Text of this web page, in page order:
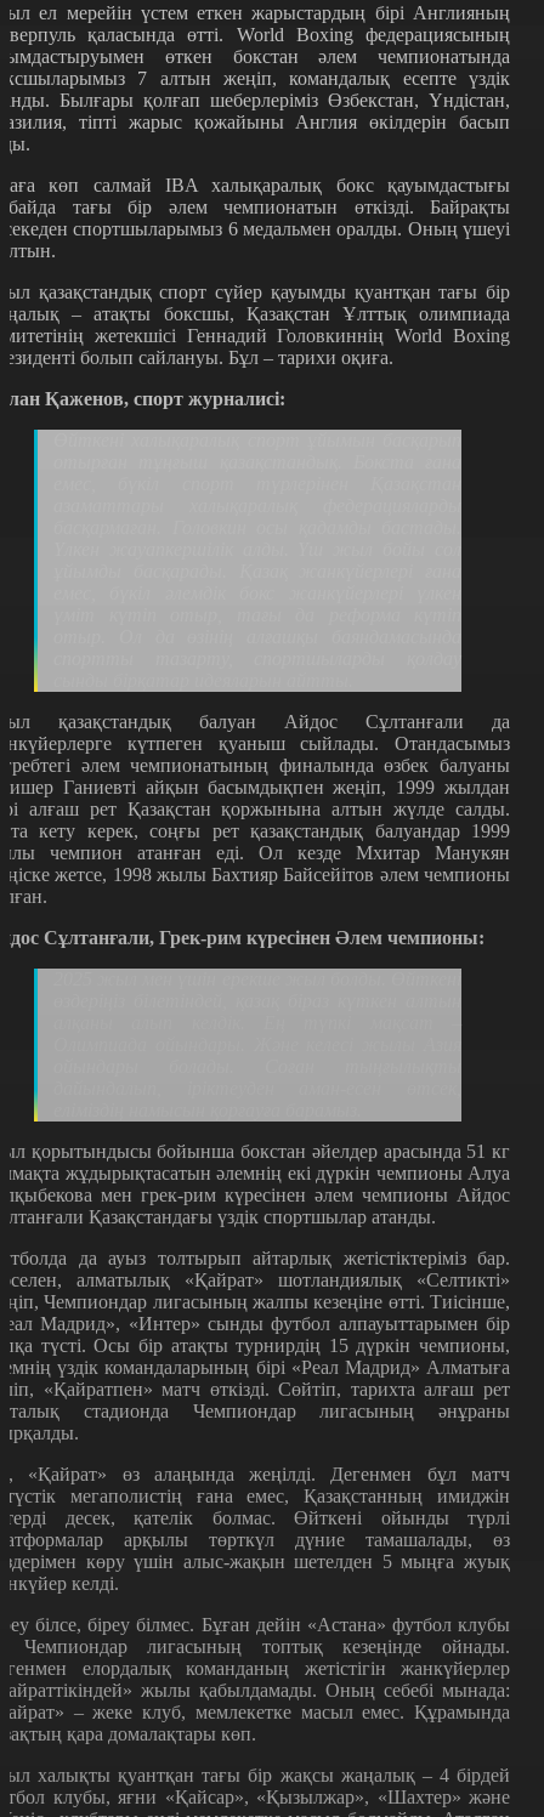
ел мерейін үстем еткен жарыстардың бірі Англияның
қаласында өтті. World Boxing федерациясының
өткен бокстан әлем чемпионатында
7 алтын жеңіп, командалық есепте үздік
Былғары қолғап шеберлеріміз Өзбекстан, Үндістан,
тіпті жарыс қожайыны Англия өкілдерін басып
көп салмай IBA халықаралық бокс қауымдастығы
тағы бір әлем чемпионатын өткізді. Байрақты
спортшыларымыз 6 медальмен оралды. Оның үшеуі
қазақстандық спорт сүйер қауымды қуантқан тағы бір
– атақты боксшы, Қазақстан Ұлттық олимпиада
жетекшісі Геннадий Головкиннің World Boxing
болып сайлануы. Бұл – тарихи оқиға.
Қаженов, спорт журналисі:
қазақстандық балуан Айдос Сұлтанғали да
күтпеген қуаныш сыйлады. Отандасымыз
әлем чемпионатының финалында өзбек балуаны
Ганиевті айқын басымдықпен жеңіп, 1999 жылдан
алғаш рет Қазақстан қоржынына алтын жүлде салды.
кету керек, соңғы рет қазақстандық балуандар 1999
чемпион атанған еді. Ол кезде Мхитар Манукян
жетсе, 1998 жылы Бахтияр Байсейітов әлем чемпионы
Сұлтанғали, Грек-рим күресінен Әлем чемпионы:
қорытындысы бойынша бокстан әйелдер арасында 51 кг
жұдырықтасатын әлемнің екі дүркін чемпионы Алуа
мен грек-рим күресінен әлем чемпионы Айдос
Қазақстандағы үздік спортшылар атанды.
да ауыз толтырып айтарлық жетістіктеріміз бар.
алматылық «Қайрат» шотландиялық «Селтикті»
Чемпиондар лигасының жалпы кезеңіне өтті. Тиісінше,
Мадрид», «Интер» сынды футбол алпауыттарымен бір
түсті. Осы бір атақты турнирдің 15 дүркін чемпионы,
үздік командаларының бірі «Реал Мадрид» Алматыға
«Қайратпен» матч өткізді. Сөйтіп, тарихта алғаш рет
стадионда Чемпиондар лигасының әнұраны
«Қайрат» өз алаңында жеңілді. Дегенмен бұл матч
мегаполистің ғана емес, Қазақстанның имиджін
десек, қателік болмас. Өйткені ойынды түрлі
арқылы төрткүл дүние тамашалады, өз
көру үшін алыс-жақын шетелден 5 мыңға жуық
келді.
білсе, біреу білмес. Бұған дейін «Астана» футбол клубы
Чемпиондар лигасының топтық кезеңінде ойнады.
елордалық команданың жетістігін жанкүйерлер
жылы қабылдамады. Оның себебі мынада:
– жеке клуб, мемлекетке масыл емес. Құрамында
қара домалақтары көп.
халықты қуантқан тағы бір жақсы жаңалық – 4 бірдей
клубы, яғни «Қайсар», «Қызылжар», «Шахтер» және